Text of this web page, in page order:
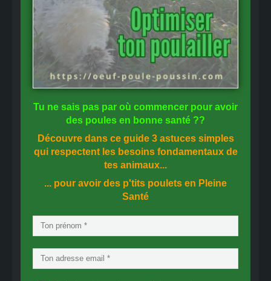
Tu ne sais pas par où commencer pour avoir
des poules en bonne santé ??
Découvre dans ce guide 3 astuces simples
qui respectent les besoins fondamentaux de
tes animaux...
... pour avoir des p'tits poulets en Pleine
Santé